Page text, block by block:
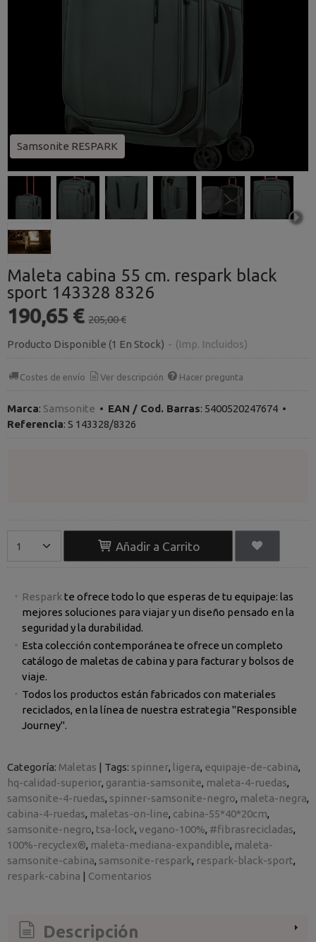
Samsonite RESPARK
Maleta cabina 55 cm. respark black
sport 143328 8326
190,65 € 205,00 €
Producto Disponible (1 En Stock) - (Imp. Incluidos)
Costes de envío Ver descripción Hacer pregunta
Marca: Samsonite • EAN / Cod. Barras: 5400520247674 •
Referencia: S 143328/8326
Añadir a Carrito
Respark te ofrece todo lo que esperas de tu equipaje: las
mejores soluciones para viajar y un diseño pensado en la
seguridad y la durabilidad.
Esta colección contemporánea te ofrece un completo
catálogo de maletas de cabina y para facturar y bolsos de
viaje.
Todos los productos están fabricados con materiales
reciclados, en la línea de nuestra estrategia "Responsible
Journey".
Categoría: Maletas | Tags: spinner ligera equipaje-de-cabina
hq-calidad-superior garantia-samsonite maleta-4-ruedas
samsonite-4-ruedas spinner-samsonite-negro maleta-negra
cabina-4-ruedas maletas-on-line cabina-55*40*20cm
samsonite-negro tsa-lock vegano-100% #fibrasrecicladas
100%-recyclex® maleta-mediana-expandible maleta-
samsonite-cabina samsonite-respark respark-black-sport
respark-cabina | Comentarios
Descripción